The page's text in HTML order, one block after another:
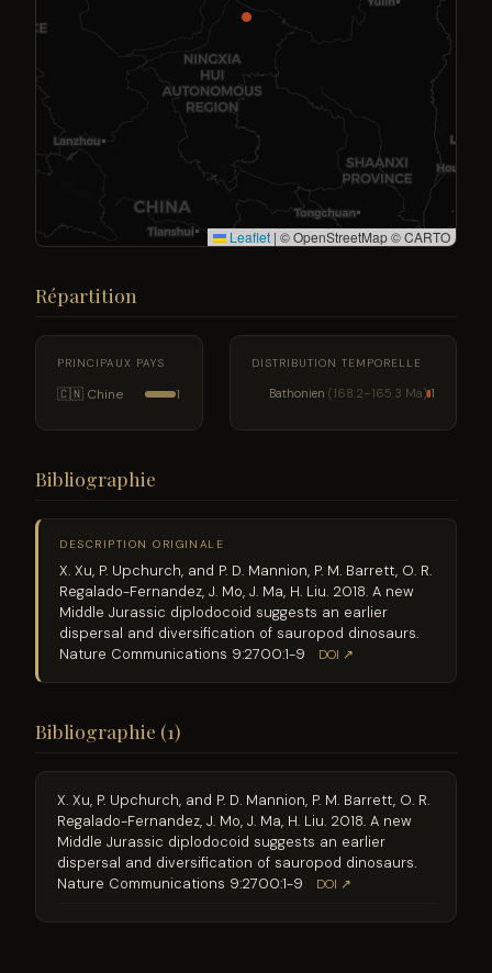
Leaflet | © OpenStreetMap © CARTO
Répartition
PRINCIPAUX PAYS
🇨🇳 Chine 1
DISTRIBUTION TEMPORELLE
Bathonien (168.2–165.3 Ma) 1
Bibliographie
DESCRIPTION ORIGINALE
X. Xu, P. Upchurch, and P. D. Mannion, P. M. Barrett, O. R.
Regalado-Fernandez, J. Mo, J. Ma, H. Liu. 2018. A new
Middle Jurassic diplodocoid suggests an earlier
dispersal and diversification of sauropod dinosaurs.
Nature Communications 9:2700:1-9
DOI ↗
Bibliographie (1)
X. Xu, P. Upchurch, and P. D. Mannion, P. M. Barrett, O. R.
Regalado-Fernandez, J. Mo, J. Ma, H. Liu. 2018. A new
Middle Jurassic diplodocoid suggests an earlier
dispersal and diversification of sauropod dinosaurs.
Nature Communications 9:2700:1-9
DOI ↗